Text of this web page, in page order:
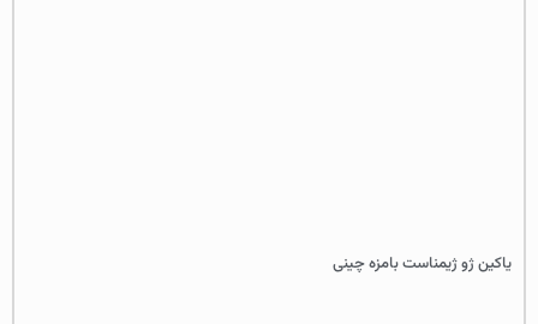
یاکین ژو ژیمناست بامزه چینی